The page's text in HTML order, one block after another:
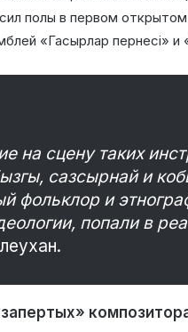
полы в первом
«Гасырлар пернесі»
на сцену таких
сазсырнай и
фольклор и
попали в